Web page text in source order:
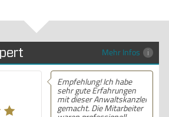
Mehr Infos
Empfehlung! Ich habe
sehr gute Erfahrungen
mit dieser Anwaltskanzlei
gemacht. Die Mitarbeiter